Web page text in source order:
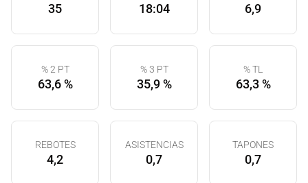
35 18:04 6,9
% 2 PT
63,6 %
% 3 PT
35,9 %
% TL
63,3 %
REBOTES
4,2
ASISTENCIAS
0,7
TAPONES
0,7